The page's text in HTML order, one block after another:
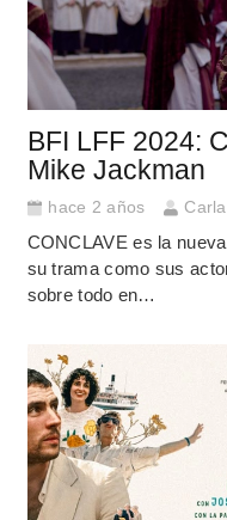
BFI LFF 2024:
Mike Jackman
hace 2 años
CONCLAVE es la
su trama como sus
sobre todo en…